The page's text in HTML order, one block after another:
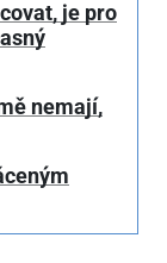
je pro
nemají,